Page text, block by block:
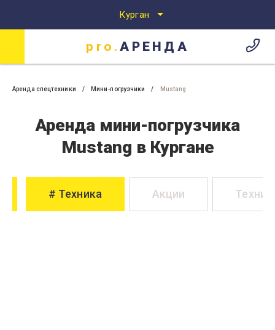
pro.АРЕНДА
Курган
pro.АРЕНДА
Аренда спецтехники Мини-погрузчики Mustang
Аренда мини-погрузчика
Mustang в Кургане
Техника Акции